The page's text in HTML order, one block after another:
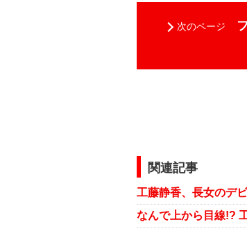
次のページ
関連記事
工藤静香、長女のデ
なんで上から目線!?